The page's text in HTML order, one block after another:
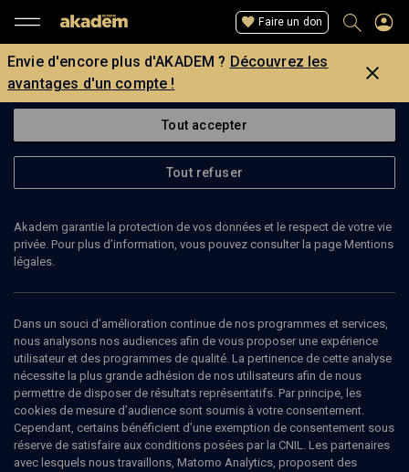
Faire un don
Envie d'encore plus d'AKADEM ? Découvrez les
avantages d'un compte !
grand-rabbin de Strasbourg
Harold Abraham Weill est grand-rabbin de Strasbourg et du Bas-
Rhin depuis septembre 2017.
Ajouter Partager J’aime
Tout accepter
Tout refuser
Akadem garantie la protection de vos données et le respect de votre vie
privée. Pour plus d’information, vous pouvez consulter la page Mentions
légales.
Dans un souci d’amélioration continue de nos programmes et services,
nous analysons nos audiences afin de vous proposer une expérience
utilisateur et des programmes de qualité. La pertinence de cette analyse
nécessite la plus grande adhésion de nos utilisateurs afin de nous
permettre de disposer de résultats représentatifs. Par principe, les
cookies de mesure d’audience sont soumis à votre consentement.
Cependant, certains bénéficient d’une exemption de consentement sous
réserve de satisfaire aux conditions posées par la CNIL. Les partenaires
avec lesquels nous travaillons, Matomo Analytics, proposent des